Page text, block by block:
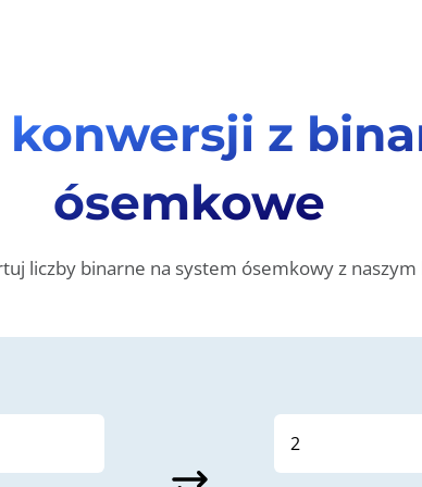
konwersji z
ósemkowe
liczby binarne na system ósemkowy z